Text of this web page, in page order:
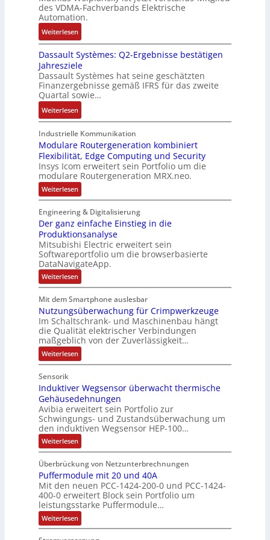
e
,
g
e
p
r
ä
g
t
d
u
r
c
h
d
a
s
A
u
s
l
a
n
d
s
e
s
c
h
ä
f
t
t
e
u
r
n
-
K
i
t
E
n
c
d
e
r
a
s
e
r
t
r
i
a
n
g
l
a
t
i
o
n
-
R
ü
c
k
g
r
a
t
d
r
F
a
b
r
i
des VDMA-Fachverbands Elektrische
Automation.
Weiterlesen:
R
o
s
e
S
y
s
t
e
m
t
e
c
h
n
i
k
-
G
e
s
c
ä
f
t
s
f
ü
r
e
r
z
u
m
V
o
r
s
t
a
n
Dassault Systèmes: Q2-Ergebnisse bestätigen
Jahresziele
Dassault Systèmes hat seine geschätzten
Finanzergebnisse gemäß IFRS für das zweite
Quartal sowie…
Weiterlesen:
D
a
s
a
u
l
t
S
y
s
t
è
m
e
:
Q
2
-
E
r
b
n
i
s
s
e
b
e
s
t
ä
t
Industrielle Kommunikation
Modulare Routergeneration kombiniert
Flexibilität, Edge Computing und Security
Insys Icom erweitert sein Portfolio um die
modulare Routergeneration MRX.neo.
Weiterlesen:
M
d
u
l
a
r
e
R
o
u
t
e
r
g
e
n
e
r
a
t
k
o
m
b
i
n
i
r
t
F
l
e
x
i
b
Engineering & Digitalisierung
Der ganz einfache Einstieg in die
Produktionsanalyse
Mitsubishi Electric erweitert sein
Softwareportfolio um die browserbasierte
DataNavigateApp.
Weiterlesen:
D
r
g
a
n
z
e
i
n
c
h
e
E
i
n
s
t
i
e
g
i
n
d
i
e
P
r
o
Mit dem Smartphone auslesbar
Nutzungsüberwachung für Crimpwerkzeuge
Im Schaltschrank- und Maschinenbau hängt
die Qualität elektrischer Verbindungen
maßgeblich von der Zuverlässigkeit…
Weiterlesen:
N
z
u
n
g
s
ü
b
e
r
w
a
c
h
u
n
g
f
ü
Sensorik
Induktiver Wegsensor überwacht thermische
Gehäusedehnungen
Avibia erweitert sein Portfolio zur
Schwingungs- und Zustandsüberwachung um
den induktiven Wegsensor HEP-100…
Weiterlesen:
I
d
u
k
t
i
v
e
r
Überbrückung von Netzunterbrechnungen
Puffermodule mit 20 und 40A
Mit den neuen PCC-1424-200-0 und PCC-1424-
400-0 erweitert Block sein Portfolio um
leistungsstarke Puffermodule…
Weiterlesen:
P